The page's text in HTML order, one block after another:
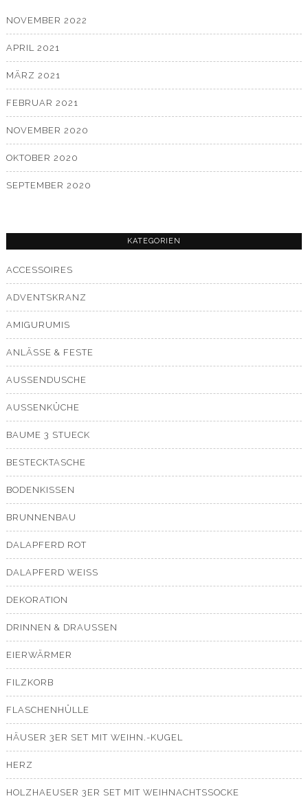
NOVEMBER 2022
APRIL 2021
MÄRZ 2021
FEBRUAR 2021
NOVEMBER 2020
OKTOBER 2020
SEPTEMBER 2020
KATEGORIEN
ACCESSOIRES
ADVENTSKRANZ
AMIGURUMIS
ANLÄSSE & FESTE
AUSSENDUSCHE
AUSSENKÜCHE
BAUME 3 STUECK
BESTECKTASCHE
BODENKISSEN
BRUNNENBAU
DALAPFERD ROT
DALAPFERD WEISS
DEKORATION
DRINNEN & DRAUSSEN
EIERWÄRMER
FILZKORB
FLASCHENHÜLLE
HÄUSER 3ER SET MIT WEIHN.-KUGEL
HERZ
HOLZHAEUSER 3ER SET MIT WEIHNACHTSSOCKE